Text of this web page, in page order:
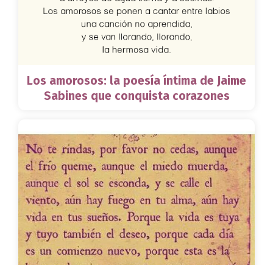
Los amorosos: la poesía íntima de Jaime
Sabines que conquista corazones